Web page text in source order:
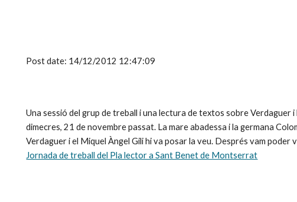
Post date: 14/12/2012 12:47:09
Una sessió del grup de treball i una lectura de textos sobre
dimecres, 21 de novembre passat. La mare abadessa i la germana
Jornada de treball del Pla lector a Sant Benet de Montserrat